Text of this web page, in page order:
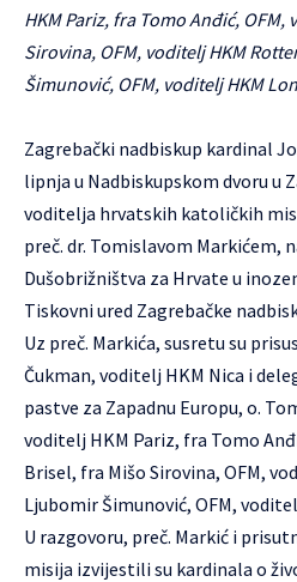
HKM Pariz, fra Tomo Anđić,
Sirovina, OFM, voditelj HKM
Šimunović, OFM, voditelj HKM
Zagrebački nadbiskup kardinal
lipnja u Nadbiskupskom dvoru u
voditelja hrvatskih katoličkih
preč. dr. Tomislavom Markićem,
Dušobrižništva za Hrvate u
Tiskovni ured Zagrebačke
Uz preč. Markića, susretu su
Čukman, voditelj HKM Nica i
pastve za Zapadnu Europu, o.
voditelj HKM Pariz, fra Tomo
Brisel, fra Mišo Sirovina, OFM,
Ljubomir Šimunović, OFM,
U razgovoru, preč. Markić i
misija izvijestili su kardinala o